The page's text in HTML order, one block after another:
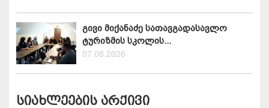
გივი მიქანაძე სათავგადასავლო
ტურიზმის სკოლის...
07.08.2026
სიახლეების არქივი